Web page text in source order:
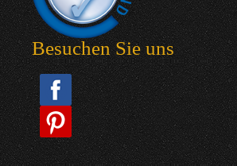
Besuchen Sie uns